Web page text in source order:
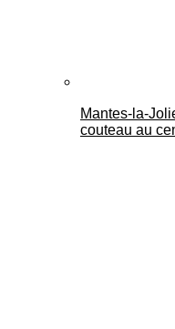
Mantes-la-
couteau au